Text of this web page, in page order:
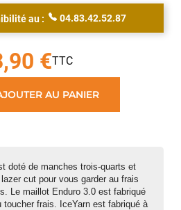
doté de manches trois-quarts et
cut pour vous garder au frais
Le maillot Enduro 3.0 est fabriqué
frais. IceYarn est fabriqué à
au : 04.83.42.52.87
€
AU PANIER